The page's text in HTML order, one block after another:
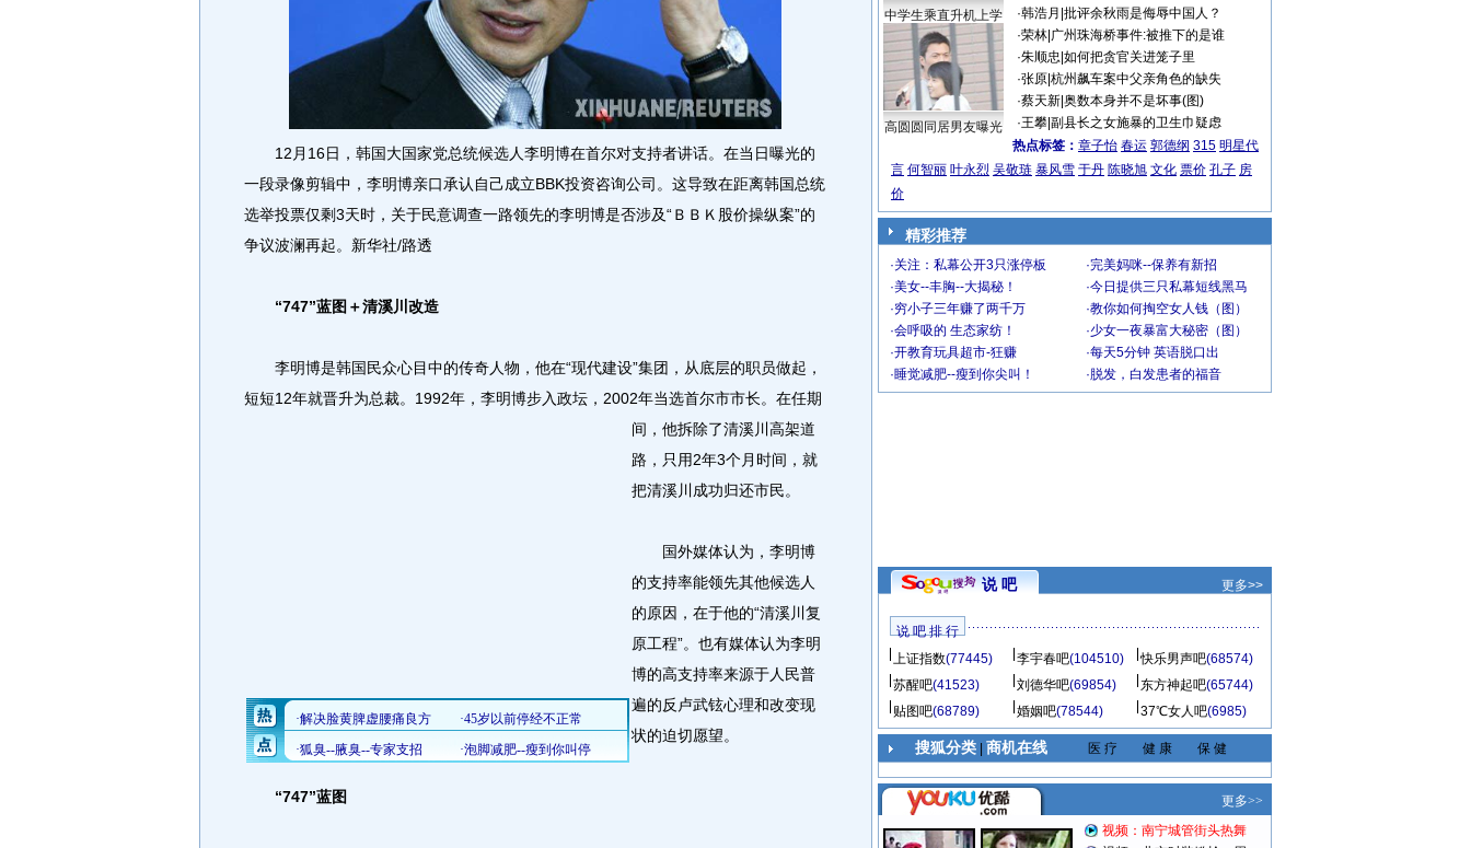
12月16日，韩国大国家党总统候选人李明博在首尔对支持者讲话。在当日曝光的
一段录像剪辑中，李明博亲口承认自己成立BBK投资咨询公司。这导致在距离韩国总统
选举投票仅剩3天时，关于民意调查一路领先的李明博是否涉及“ＢＢＫ股价操纵案”的
争议波澜再起。新华社/路透
“747”蓝图＋清溪川改造
李明博是韩国民众心目中的传奇人物，他在“现代建设”集团，从底层的职员做起，
短短12年就晋升为总裁。1992年，李明博步入政坛，2002年当选首尔市市长。 在任期
间，他拆除了清溪川高架道
路，只用2年3个月时间，就
把清溪川成功归还市民。
国外媒体认为，李明博
的支持率能领先其他候选人
的原因，在于他的“清溪川复
原工程”。也有媒体认为李明
博的高支持率来源于人民普
遍的反卢武铉心理和改变现
状的迫切愿望。
“747”蓝图
中学生乘直升机上学
高圆圆同居男友曝光
·韩浩月 批评余秋雨是侮辱中国人？
·荣林| 广州珠海桥事件:被推下的是谁
·朱顺忠 如何把贪官关进笼子里
·张原| 杭州飙车案中父亲角色的缺失
·蔡天新| 奥数本身并不是坏事(图)
·王攀| 副县长之女施暴的卫生巾疑虑
热点标签： 章子怡 春运 郭德纲 315 明星代
言 何智丽 叶永烈 吴敬琏 暴风雪 于丹 陈晓旭 文化 票价 孔子 房
价
精彩推荐
·关注：私幕公开3只涨停板 ·完美妈咪--保养有新招
·美女--丰胸--大揭秘！ ·今日提供三只私幕短线黑马
·穷小子三年赚了两千万 ·教你如何掏空女人钱（图）
·会呼吸的 生态家纺！ ·少女一夜暴富大秘密（图）
·开教育玩具超市-狂赚 ·每天5分钟 英语脱口出
·睡觉减肥--瘦到你尖叫！ · 脱发，白发患者的福音
说 吧 更多>>
说 吧 排 行
上证指数(77445) 李宇春吧(104510) 快乐男声吧(68574)
苏醒吧(41523) 刘德华吧(69854) 东方神起吧(65744)
贴图吧(68789) 婚姻吧(78544) 37℃女人吧(6985)
搜狐分类| 商机在线 医 疗 健 康 保 健